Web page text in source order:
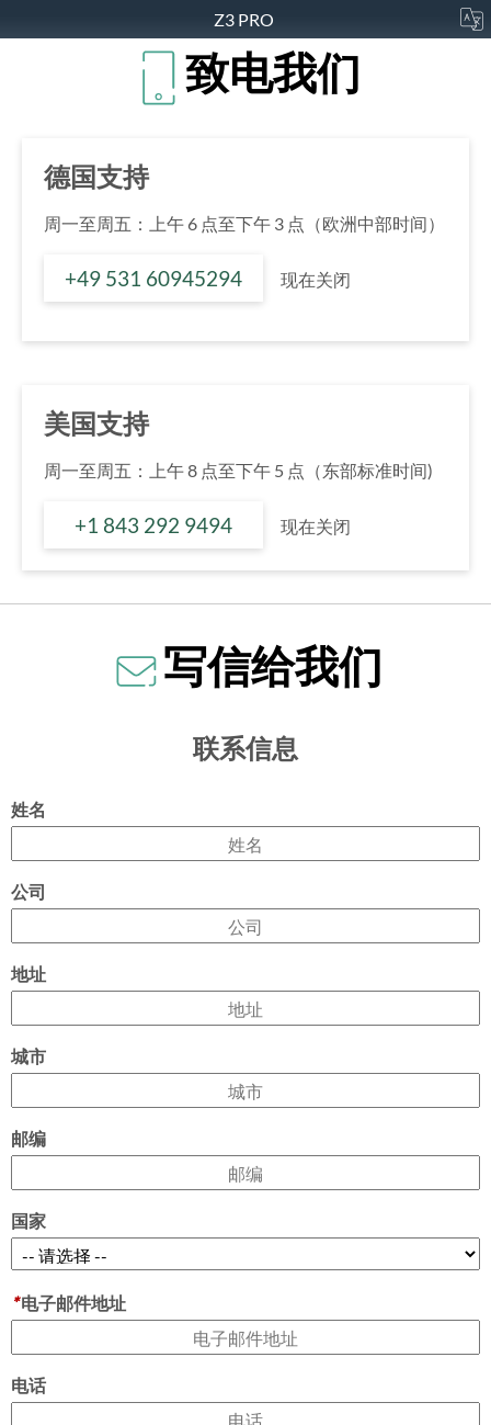
Z3 PRO
致电我们
德国支持
周一至周五：上午 6 点至下午 3 点（欧洲中部时间）
+49 531 60945294 现在关闭
美国支持
周一至周五：上午 8 点至下午 5 点（东部标准时间)
+1 843 292 9494 现在关闭
写信给我们
联系信息
姓名
公司
地址
城市
邮编
国家
*电子邮件地址
电话